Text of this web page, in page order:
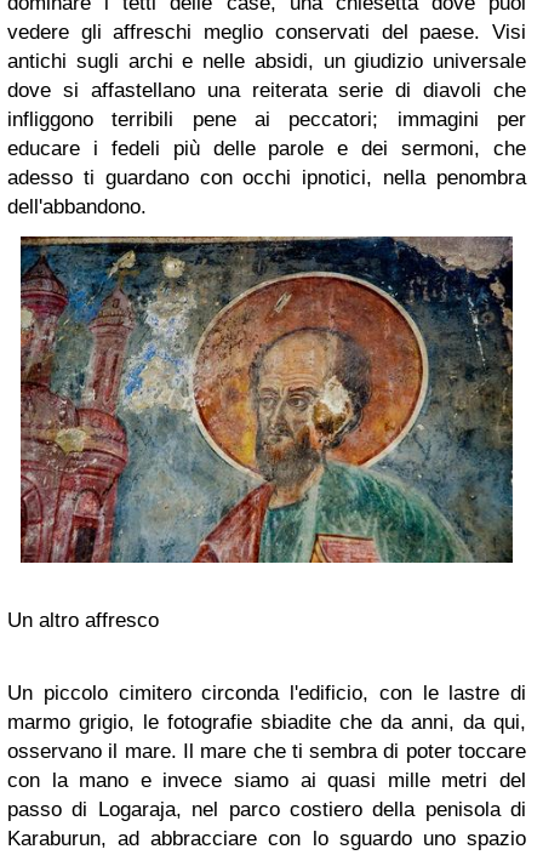
vedere gli affreschi meglio conservati del paese. Visi
antichi sugli archi e nelle absidi, un giudizio universale
dove si affastellano una reiterata serie di diavoli che
infliggono terribili pene ai peccatori; immagini per
educare i fedeli più delle parole e dei sermoni, che
adesso ti guardano con occhi ipnotici, nella penombra
dell'abbandono.
Un altro affresco
Un piccolo cimitero circonda l'edificio, con le lastre di
marmo grigio, le fotografie sbiadite che da anni, da qui,
osservano il mare. Il mare che ti sembra di poter toccare
con la mano e invece siamo ai quasi mille metri del
passo di Logaraja, nel parco costiero della penisola di
Karaburun, ad abbracciare con lo sguardo uno spazio